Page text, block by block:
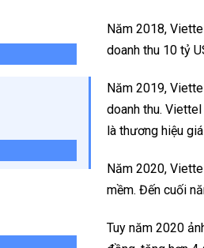
Năm 2018,
doanh thu 10 tỷ
Năm 2019,
doanh thu.
là thương hiệu
Năm 2020,
mềm. Đến cuối
Tuy năm 2020